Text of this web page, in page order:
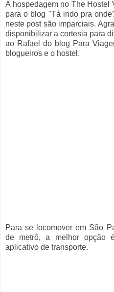
A hospedagem no The Hostel
para o blog "Tá indo pra
neste post são imparciais.
disponibilizar a cortesia para
ao Rafael do blog Para
blogueiros e o hostel.
Para se locomover em São
de metrô, a melhor opção
aplicativo de transporte.